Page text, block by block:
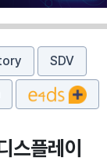
SDV
플레이